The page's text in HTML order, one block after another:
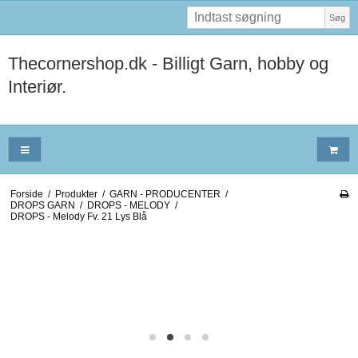
Søg
Thecornershop.dk - Billigt Garn, hobby og
Interiør.
Forside / Produkter / GARN - PRODUCENTER /
DROPS GARN / DROPS - MELODY /
DROPS - Melody Fv. 21 Lys Blå